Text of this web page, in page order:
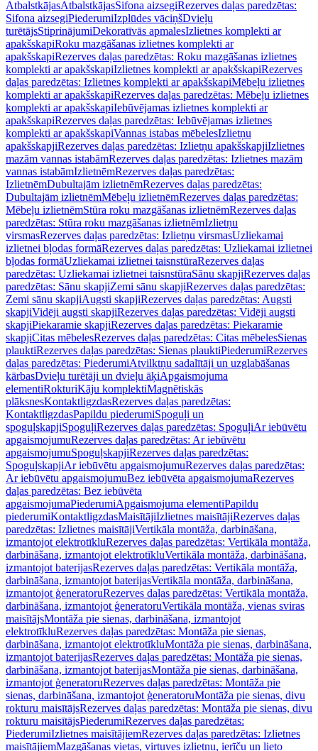
AtbalstkājasAtbalstkājasSifona aizsegiRezerves daļas paredzētas:
Sifona aizsegiPiederumiIzplūdes vāciņšDvieļu
turētājsStiprinājumiDekoratīvās apmalesIzlietnes komplekti ar
apakšskapiRoku mazgāšanas izlietnes komplekti ar
apakšskapiRezerves daļas paredzētas: Roku mazgāšanas izlietnes
komplekti ar apakšskapiIzlietnes komplekti ar apakšskapiRezerves
daļas paredzētas: Izlietnes komplekti ar apakšskapiMēbeļu izlietnes
komplekti ar apakšskapiRezerves daļas paredzētas: Mēbeļu izlietnes
komplekti ar apakšskapiIebūvējamas izlietnes komplekti ar
apakšskapiRezerves daļas paredzētas: Iebūvējamas izlietnes
komplekti ar apakšskapiVannas istabas mēbelesIzlietņu
apakšskapjiRezerves daļas paredzētas: Izlietņu apakšskapjiIzlietnes
mazām vannas istabāmRezerves daļas paredzētas: Izlietnes mazām
vannas istabāmIzlietnēmRezerves daļas paredzētas:
IzlietnēmDubultajām izlietnēmRezerves daļas paredzētas:
Dubultajām izlietnēmMēbeļu izlietnēmRezerves daļas paredzētas:
Mēbeļu izlietnēmStūra roku mazgāšanas izlietnēmRezerves daļas
paredzētas: Stūra roku mazgāšanas izlietnēmIzlietņu
virsmasRezerves daļas paredzētas: Izlietņu virsmasUzliekamai
izlietnei bļodas formāRezerves daļas paredzētas: Uzliekamai izlietnei
bļodas formāUzliekamai izlietnei taisnstūraRezerves daļas
paredzētas: Uzliekamai izlietnei taisnstūraSānu skapjiRezerves daļas
paredzētas: Sānu skapjiZemi sānu skapjiRezerves daļas paredzētas:
Zemi sānu skapjiAugsti skapjiRezerves daļas paredzētas: Augsti
skapjiVidēji augsti skapjiRezerves daļas paredzētas: Vidēji augsti
skapjiPiekaramie skapjiRezerves daļas paredzētas: Piekaramie
skapjiCitas mēbelesRezerves daļas paredzētas: Citas mēbelesSienas
plauktiRezerves daļas paredzētas: Sienas plauktiPiederumiRezerves
daļas paredzētas: PiederumiAtvilktņu sadalītāji un uzglabāšanas
kārbasDvieļu turētāji un dvieļu āķiApgaismojuma
elementiRokturiKāju komplektiMagnētiskās
plāksnesKontaktligzdasRezerves daļas paredzētas:
KontaktligzdasPapildu piederumiSpoguļi un
spoguļskapjiSpoguļiRezerves daļas paredzētas: SpoguļiAr iebūvētu
apgaismojumuRezerves daļas paredzētas: Ar iebūvētu
apgaismojumuSpoguļskapjiRezerves daļas paredzētas:
SpoguļskapjiAr iebūvētu apgaismojumuRezerves daļas paredzētas:
Ar iebūvētu apgaismojumuBez iebūvēta apgaismojumaRezerves
daļas paredzētas: Bez iebūvēta
apgaismojumaPiederumiApgaismojuma elementiPapildu
piederumiKontaktligzdasMaisītājiIzlietnes maisītājiRezerves daļas
paredzētas: Izlietnes maisītājiVertikāla montāža, darbināšana,
izmantojot elektrotīkluRezerves daļas paredzētas: Vertikāla montāža,
darbināšana, izmantojot elektrotīkluVertikāla montāža, darbināšana,
izmantojot baterijasRezerves daļas paredzētas: Vertikāla montāža,
darbināšana, izmantojot baterijasVertikāla montāža, darbināšana,
izmantojot ģeneratoruRezerves daļas paredzētas: Vertikāla montāža,
darbināšana, izmantojot ģeneratoruVertikāla montāža, vienas sviras
maisītājsMontāža pie sienas, darbināšana, izmantojot
elektrotīkluRezerves daļas paredzētas: Montāža pie sienas,
darbināšana, izmantojot elektrotīkluMontāža pie sienas, darbināšana,
izmantojot baterijasRezerves daļas paredzētas: Montāža pie sienas,
darbināšana, izmantojot baterijasMontāža pie sienas, darbināšana,
izmantojot ģeneratoruRezerves daļas paredzētas: Montāža pie
sienas, darbināšana, izmantojot ģeneratoruMontāža pie sienas, divu
rokturu maisītājsRezerves daļas paredzētas: Montāža pie sienas, divu
rokturu maisītājsPiederumiRezerves daļas paredzētas:
PiederumiIzlietnes maisītājiemRezerves daļas paredzētas: Izlietnes
maisītājiemMazgāšanas vietas, virtuves izlietņu, ierīču un lieto